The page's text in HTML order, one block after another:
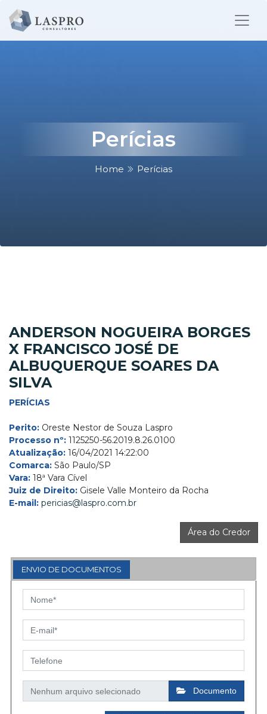
Perícias
Home Perícias
ANDERSON NOGUEIRA BORGES
X FRANCISCO JOSÉ DE
ALBUQUERQUE SOARES DA
SILVA
PERÍCIAS
Perito: Oreste Nestor de Souza Laspro
Processo nº: 1125250-56.2019.8.26.0100
Atualização: 16/04/2021 14:22:00
Comarca: São Paulo/SP
Vara: 18ª Vara Cível
Juiz de Direito: Gisele Valle Monteiro da Rocha
E-mail: pericias@laspro.com.br
Área do Credor
ENVIO DE DOCUMENTOS
Documento